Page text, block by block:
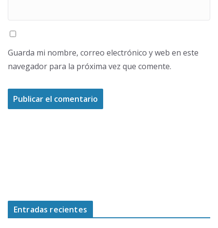
Guarda mi nombre, correo electrónico y web en este
navegador para la próxima vez que comente.
Entradas recientes